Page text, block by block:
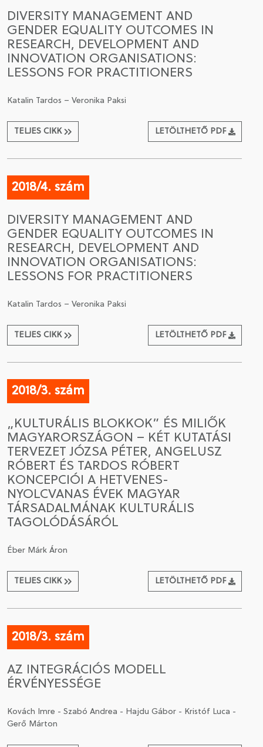
DIVERSITY MANAGEMENT AND
GENDER EQUALITY OUTCOMES IN
RESEARCH, DEVELOPMENT AND
INNOVATION ORGANISATIONS:
LESSONS FOR PRACTITIONERS
Katalin Tardos – Veronika Paksi
TELJES CIKK LETÖLTHETŐ PDF
2018/4. szám
DIVERSITY MANAGEMENT AND
GENDER EQUALITY OUTCOMES IN
RESEARCH, DEVELOPMENT AND
INNOVATION ORGANISATIONS:
LESSONS FOR PRACTITIONERS
Katalin Tardos – Veronika Paksi
TELJES CIKK LETÖLTHETŐ PDF
2018/3. szám
„KULTURÁLIS BLOKKOK” ÉS MILIŐK
MAGYARORSZÁGON – KÉT KUTATÁSI
TERVEZET JÓZSA PÉTER, ANGELUSZ
RÓBERT ÉS TARDOS RÓBERT
KONCEPCIÓI A HETVENES-
NYOLCVANAS ÉVEK MAGYAR
TÁRSADALMÁNAK KULTURÁLIS
TAGOLÓDÁSÁRÓL
Éber Márk Áron
TELJES CIKK LETÖLTHETŐ PDF
2018/3. szám
AZ INTEGRÁCIÓS MODELL
ÉRVÉNYESSÉGE
Kovách Imre - Szabó Andrea - Hajdu Gábor - Kristóf Luca -
Gerő Márton